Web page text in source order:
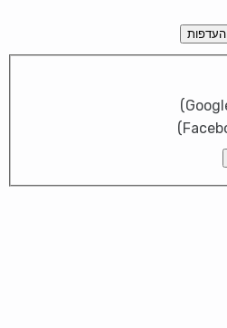
העדפות